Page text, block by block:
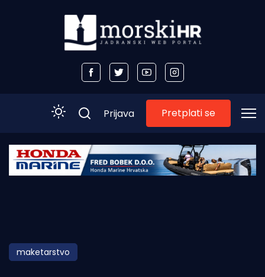
Početna
Obala
Otoci
Prijava Pretplati se
maketarstvo